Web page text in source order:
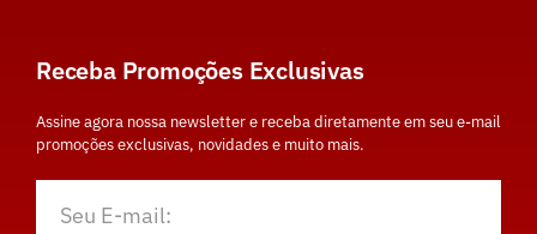
Receba Promoções Exclusivas
Assine agora nossa newsletter e receba diretamente em seu e-mail
promoções exclusivas, novidades e muito mais.